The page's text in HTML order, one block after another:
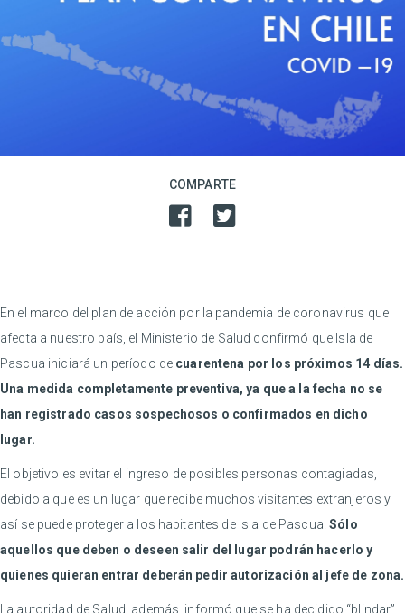
COMPARTE
En el marco del plan de acción por la pandemia de coronavirus que
afecta a nuestro país, el Ministerio de Salud confirmó que Isla de
Pascua iniciará un período de cuarentena por los próximos 14 días.
Una medida completamente preventiva, ya que a la fecha no se
han registrado casos sospechosos o confirmados en dicho
lugar.
El objetivo es evitar el ingreso de posibles personas contagiadas,
debido a que es un lugar que recibe muchos visitantes extranjeros y
así se puede proteger a los habitantes de Isla de Pascua.Sólo
aquellos que deben o deseen salir del lugar podrán hacerlo y
quienes quieran entrar deberán pedir autorización al jefe de zona.
La autoridad de Salud, además, informó que se ha decidido “blindar”